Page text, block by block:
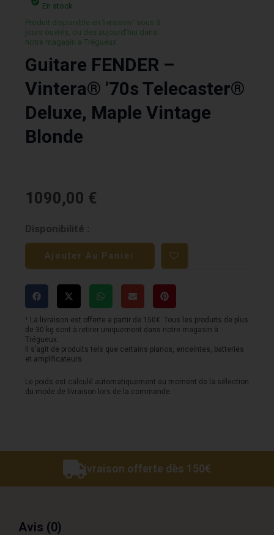
En stock
Produit disponible en livraison¹ sous 3
jours ouvrés, ou des aujourd’hui dans
notre magasin a Trégueux.
Guitare FENDER –
Vintera® ’70s Telecaster®
Deluxe, Maple Vintage
Blonde
1090,00 €
Disponibilité :
quantité
de
Guitare
FENDER
Vintera®
'70s
Telecaster®
Deluxe,
Maple
Ajouter Au Panier
¹ La livraison est offerte a partir de 150€. Tous les produits de plus
de 30 kg sont à retirer uniquement dans notre magasin à
Trégueux.
Il s’agit de produits tels que certains pianos, enceintes, batteries
et amplificateurs.
Le poids est calculé automatiquement au moment de la sélection
du mode de livraison lors de la commande.
Livraison offerte dès 150€
Avis (0)